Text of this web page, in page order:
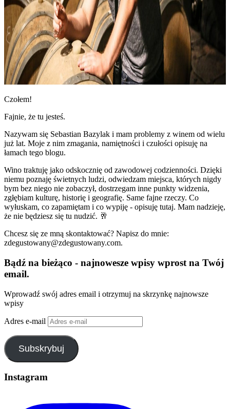
Czołem!
Fajnie, że tu jesteś.
Nazywam się Sebastian Bazylak i mam problemy z winem od wielu
już lat. Moje z nim zmagania, namiętności i czułości opisuję na
łamach tego blogu.
Wino traktuję jako odskocznię od zawodowej codzienności. Dzięki
niemu poznaję świetnych ludzi, odwiedzam miejsca, których nigdy
bym bez niego nie zobaczył, dostrzegam inne punkty widzenia,
zgłębiam kulturę, historię i geografię. Same fajne rzeczy. Co
wyłuskam, co zapamiętam i co wypiję - opisuję tutaj. Mam nadzieję,
że nie będziesz się tu nudzić. 🥂
Chcesz się ze mną skontaktować? Napisz do mnie:
zdegustowany@zdegustowany.com.
Bądź na bieżąco - najnowesze wpisy wprost na Twój
email.
Wprowadź swój adres email i otrzymuj na skrzynkę najnowsze
wpisy
Adres e-mail
Subskrybuj
Instagram